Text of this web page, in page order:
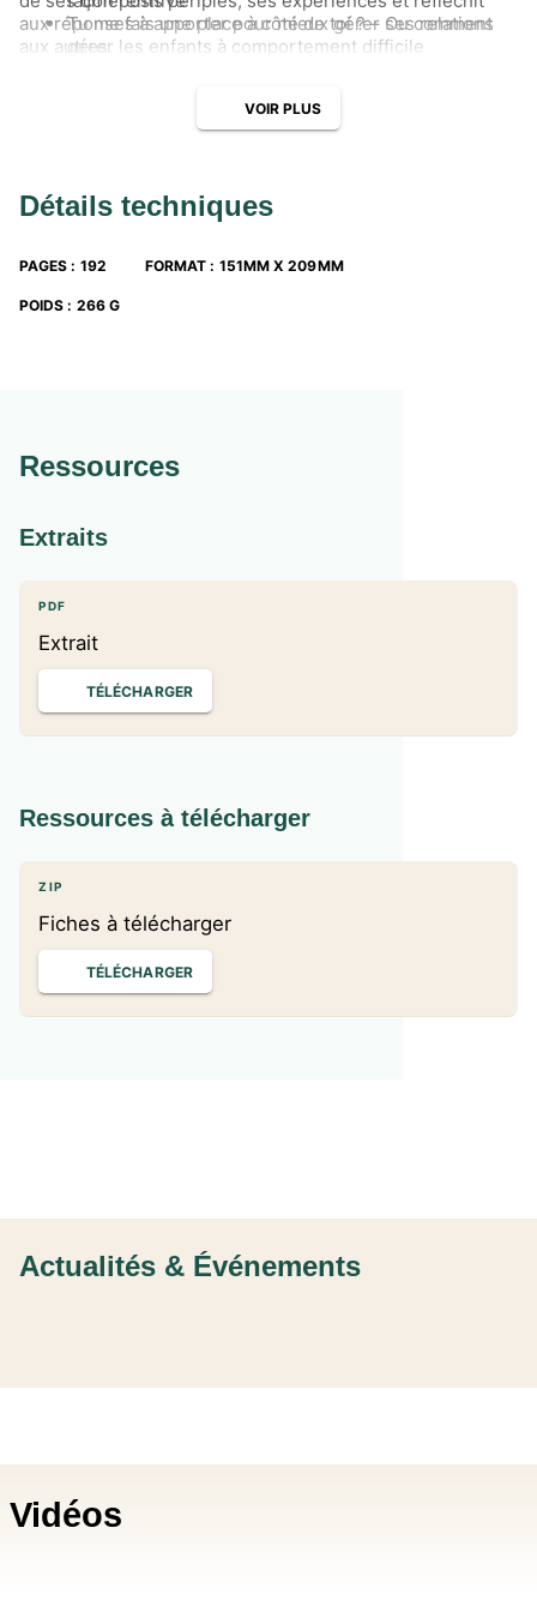
aux réponses à apporter pour mieux gérer ses relations
aux autres.
Tu me fais une place à côté de toi ? – Ou comment
gérer les enfants à comportement difficile
VOIR PLUS
Détails techniques
PAGES : 192 FORMAT : 151MM X 209MM
POIDS : 266 G
Ressources
Extraits
PDF
Extrait
TÉLÉCHARGER
Ressources à télécharger
ZIP
Fiches à télécharger
TÉLÉCHARGER
Actualités & Événements
Vidéos